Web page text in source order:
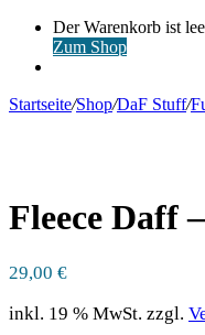
Warenkorb
ansehen
Der Warenkorb ist
Zum Shop
Startseite/Shop/DaF Stuff/
Fleece Daff
29,00 €
inkl. 19 % MwSt. zzgl.